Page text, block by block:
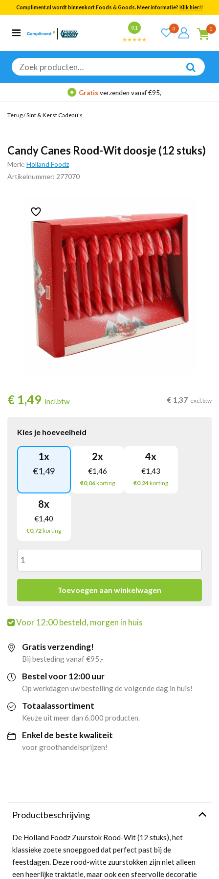
Compliment.nl wordt binnenkort Foods & Goods. Meer informatie? Klik hier!!
9.1 0 0
Zoeken
naar:
Categorieën
Bekijk alle resultaten
Gratisverzenden vanaf €95,-
Terug/Sint & Kerst Cadeau's
Candy Canes Rood-Wit doosje (12 stuks)
Merk: Holland Foodz
Artikelnummer: 277070
€ 1,49 incl.btw € 1,37 excl.btw
Kies je hoeveelheid
1x
€1,49
2x
€1,46
€0,06korting
4x
€1,43
€0,24korting
8x
€1,40
€0,72korting
Candy
Canes
Wit
doosje
(12
stuks)
aantal
Toevoegen aan winkelwagen
Voor 12:00 besteld, morgen in huis
Gratis verzending!
Bij besteding vanaf €95,-
Bestel voor 12:00 uur
Op werkdagen uw bestelling de volgende dag in huis!
Totaalassortiment
Keuze uit meer dan 6.000 producten.
Enkel de beste kwaliteit
voor groothandelsprijzen!
Productbeschrijving
De Holland Foodz Zuurstok Rood-Wit (12 stuks), het
klassieke zoete snoepgoed dat perfect past bij de
feestdagen. Deze rood-witte zuurstokken zijn niet alleen
een heerlijke traktatie, maar ook een sfeervolle decoratie